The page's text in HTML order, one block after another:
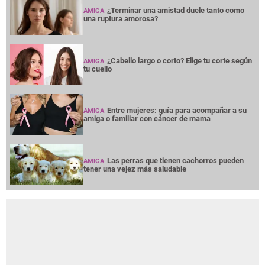
AMIGA ¿Terminar una amistad duele tanto como
una ruptura amorosa?
AMIGA ¿Cabello largo o corto? Elige tu corte según
tu cuello
AMIGA Entre mujeres: guía para acompañar a su
amiga o familiar con cáncer de mama
AMIGA Las perras que tienen cachorros pueden
tener una vejez más saludable